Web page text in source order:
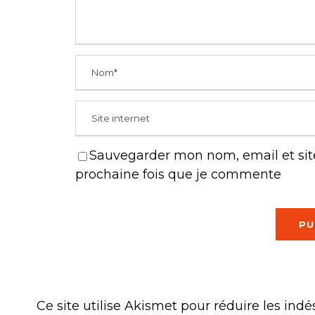
Sauvegarder mon nom, email et
prochaine fois que je commente
Ce site utilise Akismet pour réduire les